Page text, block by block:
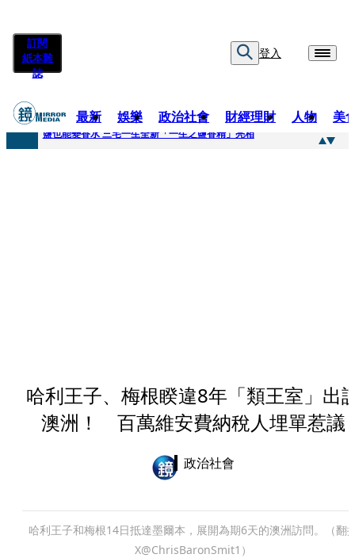
訂閱
紙本雜
誌
登入
最新 娛樂 政治社會 財經理財 人物 美
快訊
鹽也能變香水 三宅一生全新「一生之鹽香精」亮相
哈利王子、梅根睽違8年「類王室」出
澳洲！ 百萬維安費納稅人埋單惹議
政治社會
哈利王子和梅根14日抵達墨爾本，展開為期6天的澳洲訪問。（翻
X@ChrisBaronSmit1）